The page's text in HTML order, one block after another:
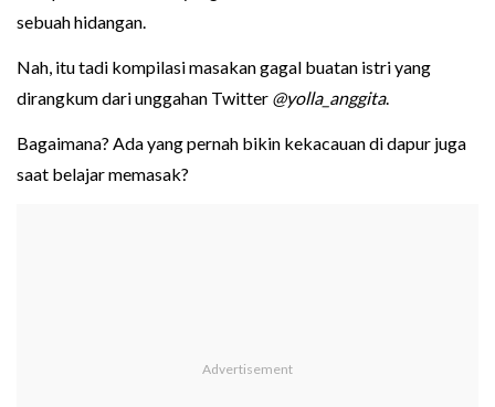
sebuah hidangan.
Nah, itu tadi kompilasi masakan gagal buatan istri yang
dirangkum dari unggahan Twitter @yolla_anggita.
Bagaimana? Ada yang pernah bikin kekacauan di dapur juga
saat belajar memasak?